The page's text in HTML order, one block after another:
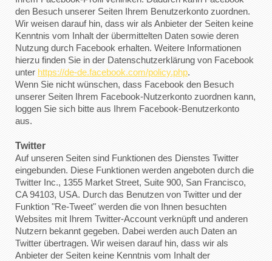
den Besuch unserer Seiten Ihrem Benutzerkonto zuordnen.
Wir weisen darauf hin, dass wir als Anbieter der Seiten keine
Kenntnis vom Inhalt der übermittelten Daten sowie deren
Nutzung durch Facebook erhalten. Weitere Informationen
hierzu finden Sie in der Datenschutzerklärung von Facebook
unter https://de-de.facebook.com/policy.php.
Wenn Sie nicht wünschen, dass Facebook den Besuch
unserer Seiten Ihrem Facebook-Nutzerkonto zuordnen kann,
loggen Sie sich bitte aus Ihrem Facebook-Benutzerkonto
aus.
Twitter
Auf unseren Seiten sind Funktionen des Dienstes Twitter
eingebunden. Diese Funktionen werden angeboten durch die
Twitter Inc., 1355 Market Street, Suite 900, San Francisco,
CA 94103, USA. Durch das Benutzen von Twitter und der
Funktion "Re-Tweet" werden die von Ihnen besuchten
Websites mit Ihrem Twitter-Account verknüpft und anderen
Nutzern bekannt gegeben. Dabei werden auch Daten an
Twitter übertragen. Wir weisen darauf hin, dass wir als
Anbieter der Seiten keine Kenntnis vom Inhalt der